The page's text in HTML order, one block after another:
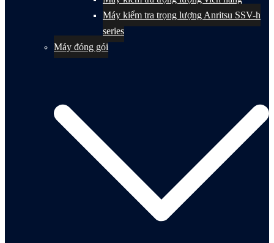
Máy kiểm tra trọng lượng Anritsu SSV-h
series
Máy đóng gói